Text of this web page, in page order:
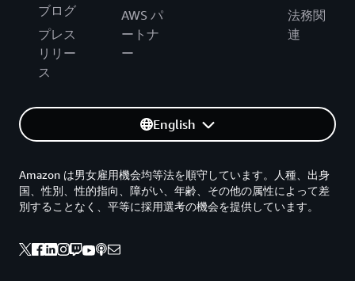
ブログ
プレス
リリー
ス
AWS パ
ートナ
ー
法務関
連
English
Amazon は男女雇用機会均等法を順守しています。人種、出身
国、性別、性的指向、障がい、年齢、その他の属性によって差
別することなく、平等に採用選考の機会を提供しています。